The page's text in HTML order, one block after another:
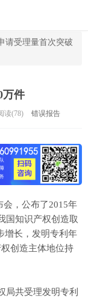
请受理量首次突破
万件
读(78) 错误报告
会，公布了2015年
国知识产权创造取
增长，发明专利年
创造主体地位持
局共受理发明专利